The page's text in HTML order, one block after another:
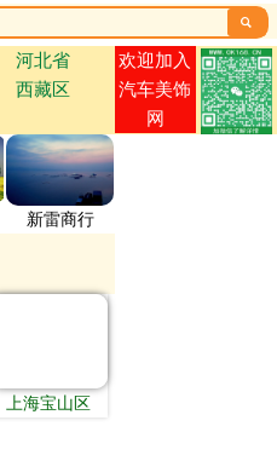

河北省
西藏区
欢迎加入
汽车美饰
网
新雷商行
上海宝山区